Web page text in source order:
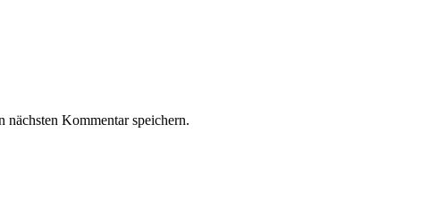
Kommentar speichern.